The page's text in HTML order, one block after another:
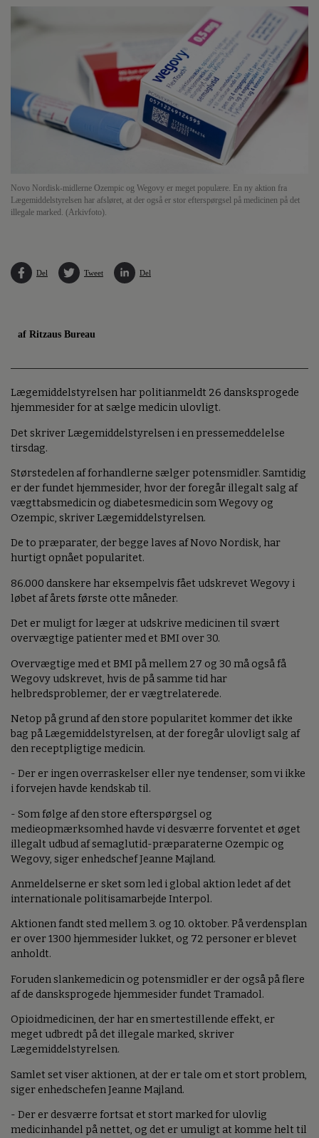
Novo Nordisk-midlerne Ozempic og Wegovy er meget populære. En ny aktion fra
Lægemiddelstyrelsen har afsløret, at der også er stor efterspørgsel på medicinen på det
illegale marked. (Arkivfoto).
Del Tweet Del
af Ritzaus Bureau
Lægemiddelstyrelsen har politianmeldt 26 dansksprogede
hjemmesider for at sælge medicin ulovligt.
Det skriver Lægemiddelstyrelsen i en pressemeddelelse
tirsdag.
Størstedelen af forhandlerne sælger potensmidler. Samtidig
er der fundet hjemmesider, hvor der foregår illegalt salg af
vægttabsmedicin og diabetesmedicin som Wegovy og
Ozempic, skriver Lægemiddelstyrelsen.
De to præparater, der begge laves af Novo Nordisk, har
hurtigt opnået popularitet.
86.000 danskere har eksempelvis fået udskrevet Wegovy i
løbet af årets første otte måneder.
Det er muligt for læger at udskrive medicinen til svært
overvægtige patienter med et BMI over 30.
Overvægtige med et BMI på mellem 27 og 30 må også få
Wegovy udskrevet, hvis de på samme tid har
helbredsproblemer, der er vægtrelaterede.
Netop på grund af den store popularitet kommer det ikke
bag på Lægemiddelstyrelsen, at der foregår ulovligt salg af
den receptpligtige medicin.
- Der er ingen overraskelser eller nye tendenser, som vi ikke
i forvejen havde kendskab til.
- Som følge af den store efterspørgsel og
medieopmærksomhed havde vi desværre forventet et øget
illegalt udbud af semaglutid-præparaterne Ozempic og
Wegovy, siger enhedschef Jeanne Majland.
Anmeldelserne er sket som led i global aktion ledet af det
internationale politisamarbejde Interpol.
Aktionen fandt sted mellem 3. og 10. oktober. På verdensplan
er over 1300 hjemmesider lukket, og 72 personer er blevet
anholdt.
Foruden slankemedicin og potensmidler er der også på flere
af de dansksprogede hjemmesider fundet Tramadol.
Opioidmedicinen, der har en smertestillende effekt, er
meget udbredt på det illegale marked, skriver
Lægemiddelstyrelsen.
Samlet set viser aktionen, at der er tale om et stort problem,
siger enhedschefen Jeanne Majland.
- Der er desværre fortsat et stort marked for ulovlig
medicinhandel på nettet, og det er umuligt at komme helt til